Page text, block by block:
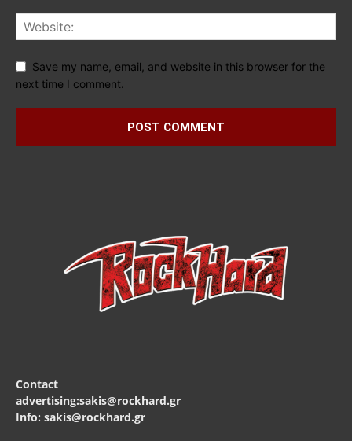
Save my name, email, and website in this browser for the
next time I comment.
Contact
advertising:sakis@rockhard.gr
Info: sakis@rockhard.gr